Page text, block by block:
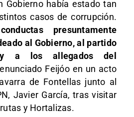
Gobierno había estado tan
casos de corrupción.
presuntamente
al Gobierno, al partido
a los allegados del
Feijóo en un acto
de Fontellas junto al
Javier García, tras visitar
y Hortalizas.